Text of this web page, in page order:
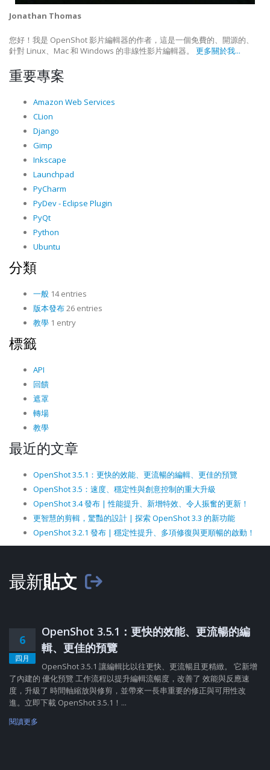
Jonathan Thomas
您好！我是 OpenShot 影片編輯器的作者，這是一個免費的、開源的、
針對 Linux、Mac 和 Windows 的非線性影片編輯器。 更多關於我...
重要專案
Amazon Web Services
CLion
Django
Gimp
Inkscape
Launchpad
PyCharm
PyDev - Eclipse Plugin
PyQt
Python
Ubuntu
分類
一般 14 entries
版本發布26 entries
教學 1 entry
標籤
API
回饋
遮罩
轉場
教學
最近的文章
OpenShot 3.5.1：更快的效能、更流暢的編輯、更佳的預覽
OpenShot 3.5：速度、穩定性與創意控制的重大升級
OpenShot 3.4 發布 | 性能提升、新增特效、令人振奮的更新！
更智慧的剪輯，驚豔的設計 | 探索 OpenShot 3.3 的新功能
OpenShot 3.2.1 發布 | 穩定性提升、多項修復與更順暢的啟動！
最新貼文
6
四月
OpenShot 3.5.1：更快的效能、更流暢的編
輯、更佳的預覽
OpenShot 3.5.1 讓編輯比以往更快、更流暢且更精緻。 它新增
了內建的 優化預覽 工作流程以提升編輯流暢度，改善了 效能與反應速
度，升級了 時間軸縮放與修剪，並帶來一長串重要的修正與可用性改
進。立即下載 OpenShot 3.5.1！...
閱讀更多